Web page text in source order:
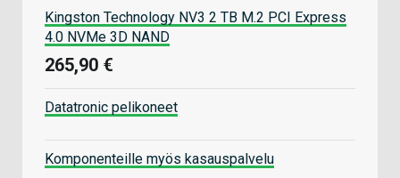
Kingston Technology NV3 2 TB M.2 PCI Express
4.0 NVMe 3D NAND
265,90 €
Datatronic pelikoneet
Komponenteille myös kasauspalvelu